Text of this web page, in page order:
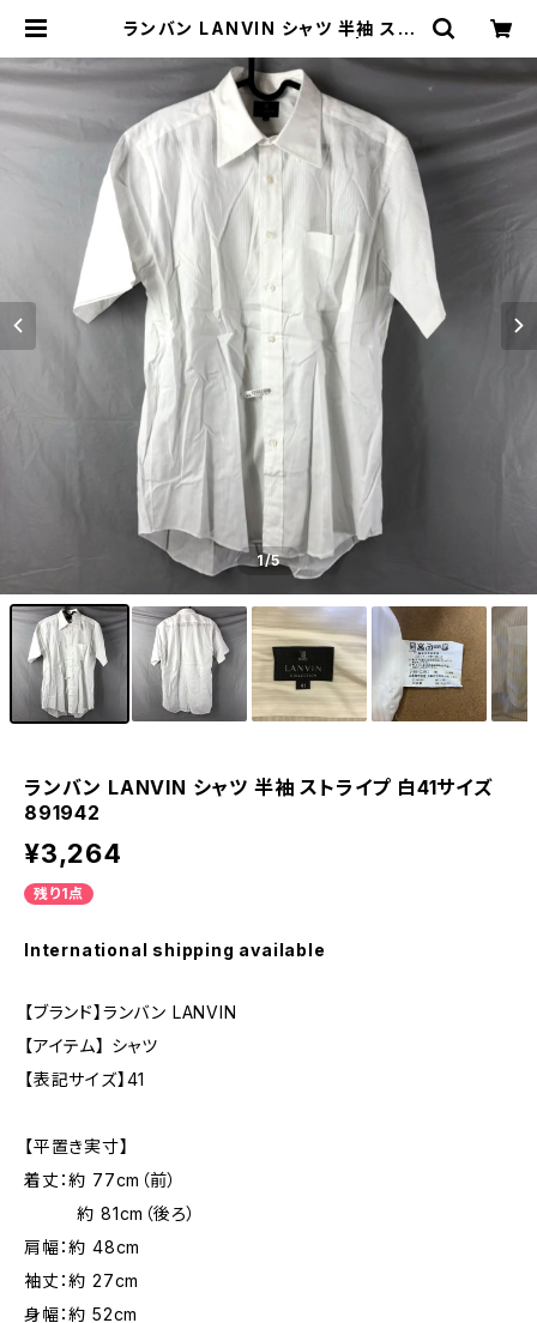
ランバン LANVIN シャツ 半袖 スト
al Store
1/5
ランバン LANVIN シャツ 半袖 ストライプ 白41サイズ
891942
¥3,264
残り1点
International shipping available
【ブランド】ランバン LANVIN
【アイテム】 シャツ
【表記サイズ】41
【平置き実寸】
着丈：約 77cm（前）
約 81cm（後ろ）
肩幅：約 48cm
袖丈：約 27cm
身幅：約 52cm